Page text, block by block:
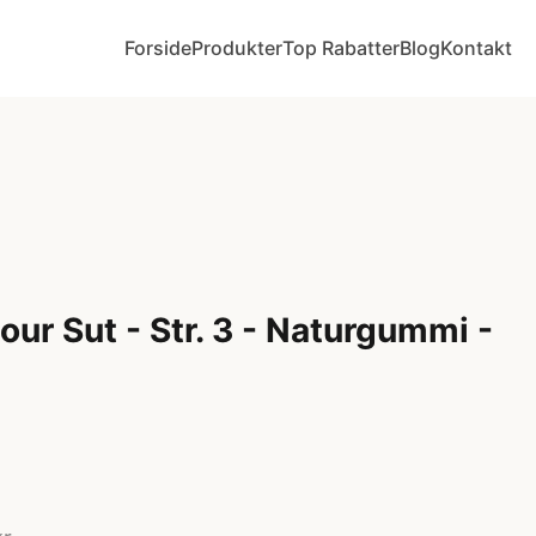
ForsideProdukterTop RabatterBlogKontakt
Sut - Str. 3 - Naturgummi -